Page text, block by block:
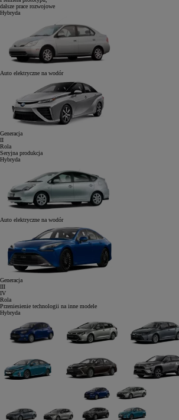
dalsze prace rozwojowe
Hybryda
Auto elektryczne na wodór
Generacja
II
Rola
Seryjna produkcja
Hybryda
Auto elektryczne na wodór
Generacja
III
IV
Rola
Przeniesienie technologii na inne modele
Hybryda